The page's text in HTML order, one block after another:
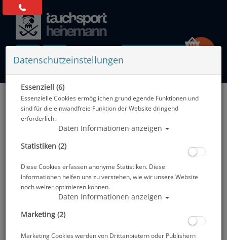
Alle Artikel zeigen aus: Zubehör
Datenschutzeinstellungen
Essenziell (6)
Essenzielle Cookies ermöglichen grundlegende Funktionen und
sind für die einwandfreie Funktion der Website dringend
erforderlich.
Daten Informationen anzeigen
Statistiken (2)
Diese Cookies erfassen anonyme Statistiken. Diese
Informationen helfen uns zu verstehen, wie wir unsere Website
noch weiter optimieren können.
Daten Informationen anzeigen
Marketing (2)
Marketing Cookies werden von Drittanbietern oder Publishern